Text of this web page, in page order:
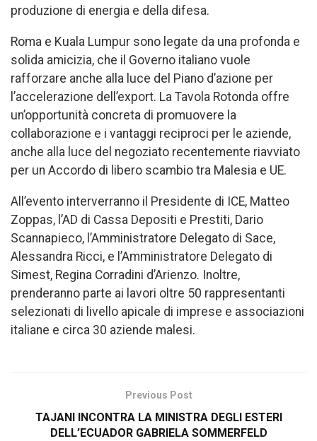
produzione di energia e della difesa.
Roma e Kuala Lumpur sono legate da una profonda e
solida amicizia, che il Governo italiano vuole
rafforzare anche alla luce del Piano d’azione per
l’accelerazione dell’export. La Tavola Rotonda offre
un’opportunità concreta di promuovere la
collaborazione e i vantaggi reciproci per le aziende,
anche alla luce del negoziato recentemente riavviato
per un Accordo di libero scambio tra Malesia e UE.
All’evento interverranno il Presidente di ICE, Matteo
Zoppas, l’AD di Cassa Depositi e Prestiti, Dario
Scannapieco, l’Amministratore Delegato di Sace,
Alessandra Ricci, e l’Amministratore Delegato di
Simest, Regina Corradini d’Arienzo. Inoltre,
prenderanno parte ai lavori oltre 50 rappresentanti
selezionati di livello apicale di imprese e associazioni
italiane e circa 30 aziende malesi.
Previous Post
TAJANI INCONTRA LA MINISTRA DEGLI ESTERI
DELL’ECUADOR GABRIELA SOMMERFELD